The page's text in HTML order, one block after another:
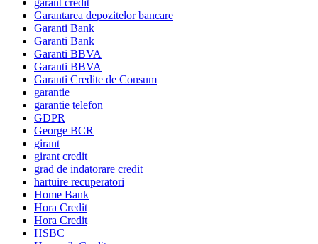
garant credit
Garantarea depozitelor bancare
Garanti Bank
Garanti Bank
Garanti BBVA
Garanti BBVA
Garanti Credite de Consum
garantie
garantie telefon
GDPR
George BCR
girant
girant credit
grad de indatorare credit
hartuire recuperatori
Home Bank
Hora Credit
Hora Credit
HSBC